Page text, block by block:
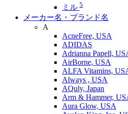
ミル 5
メーカー名・ブランド名
A
AcneFree, USA
ADIDAS
Adrianna Papell,
AirBorne, USA
ALFA Vitamins,
Always , USA
AQuly, Japan
Arm & Hammer,
Aura Glow, USA